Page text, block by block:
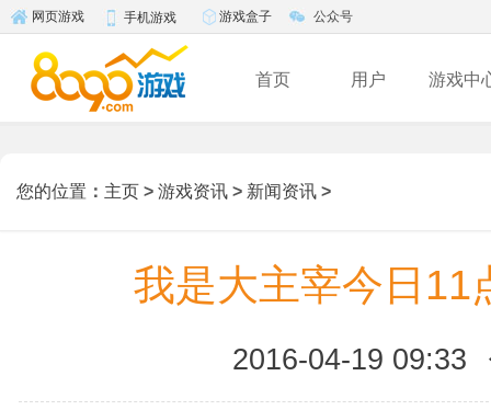
网页游戏 手机游戏 游戏盒子 公众号
首页 用户 游戏中
您的位置 ： 主页 > 游戏资讯 > 新闻资讯 >
我是大主宰今日11
2016-04-19 09:33